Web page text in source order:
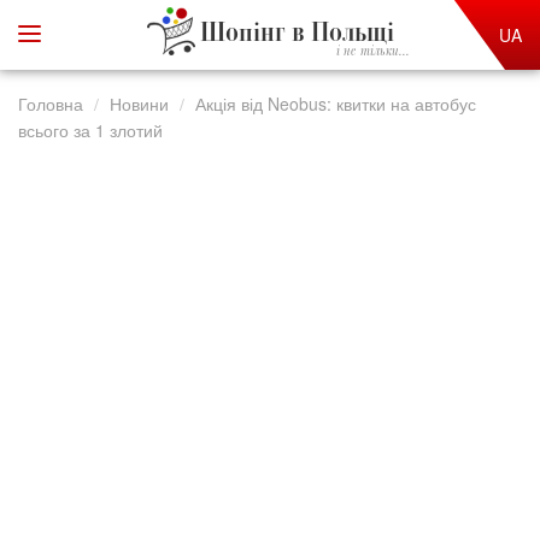
Шопінг в Польщі
і не тільки...
UA
Головна Новини
Акція від Neobus: квитки на автобус
всього за 1 злотий